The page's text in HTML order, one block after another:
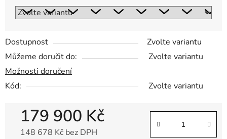
Dostupnost
Zvolte variantu
Můžeme doručit do:
Zvolte variantu
Možnosti doručení
Kód:
Zvolte variantu
179 900 Kč
148 678 Kč bez DPH